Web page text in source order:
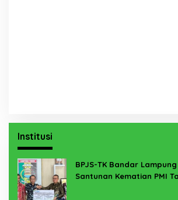
Institusi
BPJS-TK Bandar
Santunan Kematian PMI